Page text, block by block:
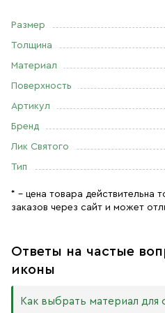
Размер
Толщина
Материал
Поверхность
Артикул
Бренд
Лик Святого
Тип
* – цена товара действительна
заказов через сайт и может
Ответы на частые
иконы
Как выбрать материал для